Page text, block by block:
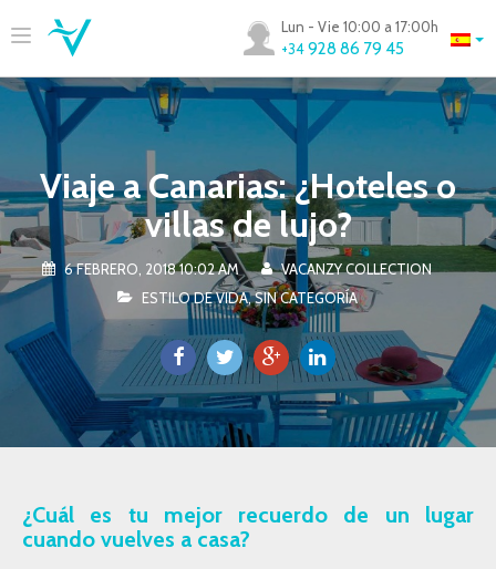
Lun - Vie 10:00 a 17:00h
+34 928 86 79 45
Viaje a Canarias: ¿Hoteles o
villas de lujo?
6 FEBRERO, 2018 10:02 AM
VACANZY COLLECTION
ESTILO DE VIDA,SIN CATEGORÍA
¿Cuál es tu mejor recuerdo de un lugar
cuando vuelves a casa?